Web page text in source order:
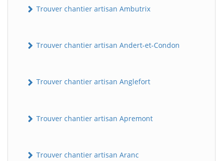
Trouver chantier artisan Ambutrix
Trouver chantier artisan Andert-et-Condon
Trouver chantier artisan Anglefort
Trouver chantier artisan Apremont
Trouver chantier artisan Aranc